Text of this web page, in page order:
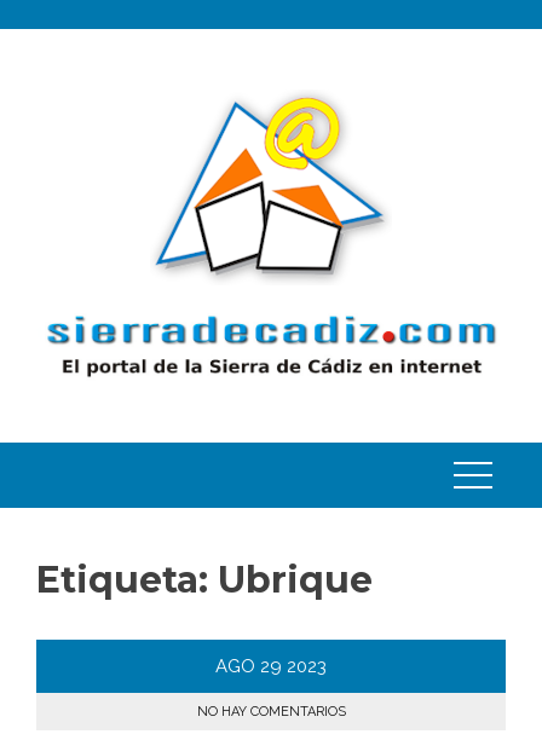
Etiqueta: Ubrique
AGO 29 2023
NO HAY COMENTARIOS